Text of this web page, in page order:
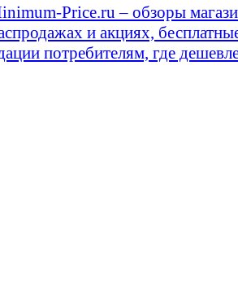
Price.ru – обзоры
и акциях,
потребителям, где